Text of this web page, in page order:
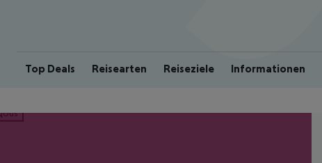
Top Deals Reisearten Reiseziele Informationen